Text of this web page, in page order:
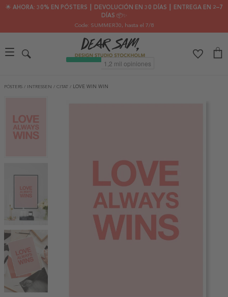
🌟 AHORA: 30% EN PÓSTERS ┃ DEVOLUCIÓN EN 30 DÍAS ┃ ENTREGA EN 2–7
DÍAS 📦✨
Code: SUMMER30, hasta el 7/8
PÓSTERS / INTRESSEN / CITAT / LOVE WIN WIN